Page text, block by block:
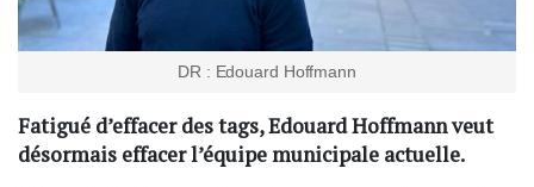
DR : Edouard Hoffmann
Fatigué d’effacer des tags, Edouard Hoffmann veut
désormais effacer l’équipe municipale actuelle.